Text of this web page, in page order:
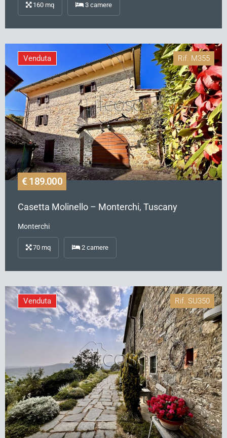
160 mq 3 camere
Venduta Rif. M355
€ 189.000
Casetta Molinello – Monterchi, Tuscany
Monterchi
70 mq 2 camere
Venduta Rif. SU350